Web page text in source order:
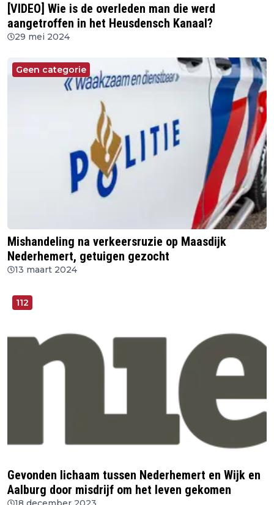
[VIDEO] Wie is de overleden man die werd
aangetroffen in het Heusdensch Kanaal?
29 mei 2024
Geen categorie
Mishandeling na verkeersruzie op Maasdijk
Nederhemert, getuigen gezocht
13 maart 2024
112
Gevonden lichaam tussen Nederhemert en Wijk en
Aalburg door misdrijf om het leven gekomen